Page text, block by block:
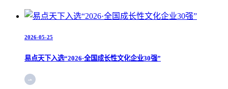
2026-05-25
易点天下入选“2026·全国成长性文化企业30强”